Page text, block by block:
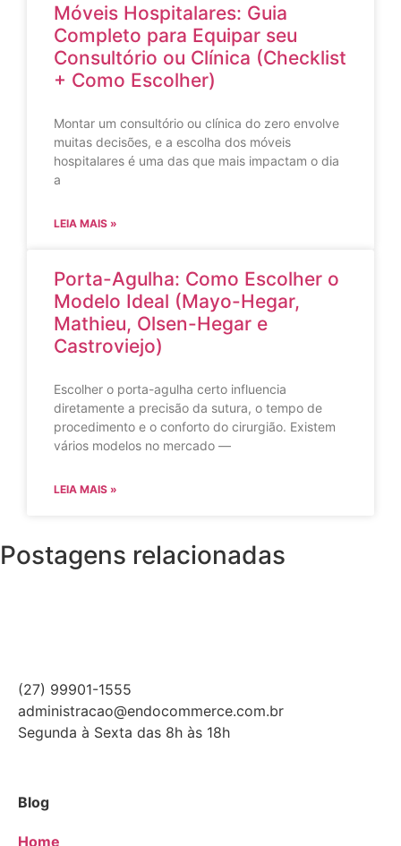
Móveis Hospitalares: Guia
Completo para Equipar seu
Consultório ou Clínica (Checklist
+ Como Escolher)
Montar um consultório ou clínica do zero envolve
muitas decisões, e a escolha dos móveis
hospitalares é uma das que mais impactam o dia
a
LEIA MAIS »
Porta-Agulha: Como Escolher o
Modelo Ideal (Mayo-Hegar,
Mathieu, Olsen-Hegar e
Castroviejo)
Escolher o porta-agulha certo influencia
diretamente a precisão da sutura, o tempo de
procedimento e o conforto do cirurgião. Existem
vários modelos no mercado —
LEIA MAIS »
Postagens relacionadas
(27) 99901-1555
administracao@endocommerce.com.br
Segunda à Sexta das 8h às 18h
Blog
Home